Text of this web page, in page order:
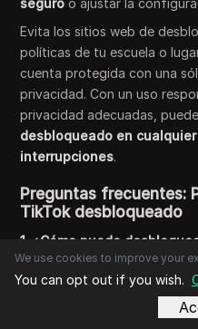
seguro o ajustar la
Evita los sitios web de
políticas de tu escuela o
cuenta protegida con una
privacidad. Con un uso
privacidad adecuadas,
desbloqueado en
interrupciones.
Preguntas frecuentes:
TikTok desbloqueado
1. ¿Cómo puedo
trabajo?
Paradesbloquear TikTok,
o un proxy confiable
We use cookies to improve your
You can opt out if you wish.